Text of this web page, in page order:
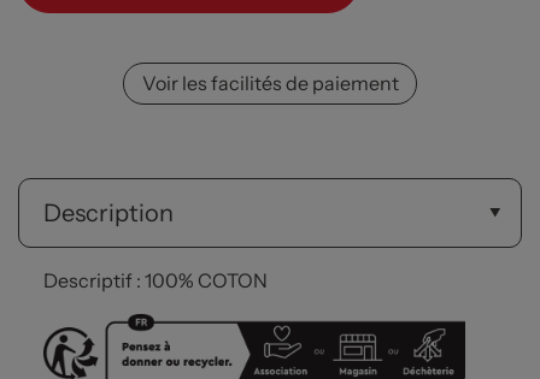
Voir les facilités de paiement
Description
Descriptif : 100% COTON